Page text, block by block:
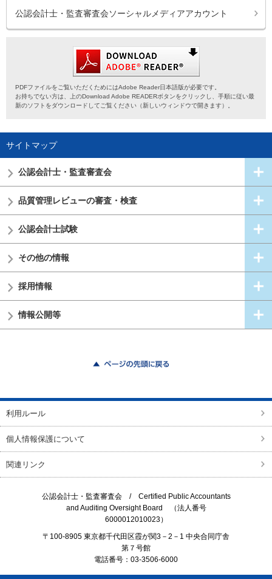
公認会計士・監査審査会ソーシャルメディアアカウント
PDFファイルをご覧いただくためにはAdobe Reader日本語版が必要です。
お持ちでない方は、上のDownload Adobe READERボタンをクリックし、手順に従い最
新のソフトをダウンロードしてご覧ください（新しいウィンドウで開きます）。
サイトマップ
公認会計士・ 監査審査会
品質管理レビューの審査・検査
公認会計士試験
その他の情報
採用情報
情報公開等
利用ルール
個人情報保護について
関連リンク
公認会計士・監査審査会 / Certified Public Accountants
and Auditing Oversight Board
（法人番号
6000012010023）
〒100-8905 東京都千代田区霞が関3－2－1 中央合同庁舎
第７号館
電話番号：03-3506-6000